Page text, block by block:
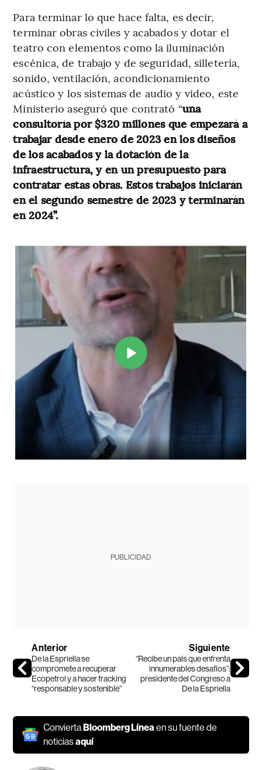
Para terminar lo que hace falta, es decir,
terminar obras civiles y acabados y dotar el
teatro con elementos como la iluminación
escénica, de trabajo y de seguridad, silletería,
sonido, ventilación, acondicionamiento
acústico y los sistemas de audio y video, este
Ministerio aseguró que contrató “una
consultoría por $320 millones que empezará a
trabajar desde enero de 2023 en los diseños
de los acabados y la dotación de la
infraestructura, y en un presupuesto para
contratar estas obras. Estos trabajos iniciarán
en el segundo semestre de 2023 y terminarán
en 2024”.
PUBLICIDAD
Anterior
De la Espriella se
compromete a recuperar
Ecopetrol y a hacer fracking
“responsable y sostenible”
Siguiente
“Recibe un país que enfrenta
innumerables desafíos”:
presidente del Congreso a
De la Espriella
ConviertaBloomberg Línea en su fuente de
noticiasaquí